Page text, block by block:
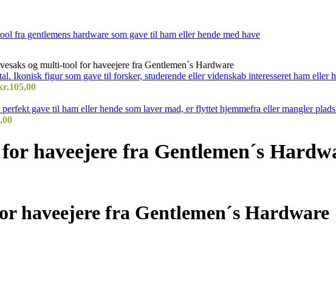
og multi-tool for haveejere fra Gentlemen´s Hardware
105,00Den
pris
haveejere fra Gentlemen´s
haveejere fra Gentlemen´s Hardware
antal